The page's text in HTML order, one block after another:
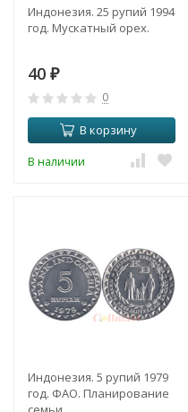
Индонезия. 25 рупий 1994
год. Мускатный орех.
40 ₽
0
В корзину
В наличии
Индонезия. 5 рупий 1979
год. ФАО. Планирование